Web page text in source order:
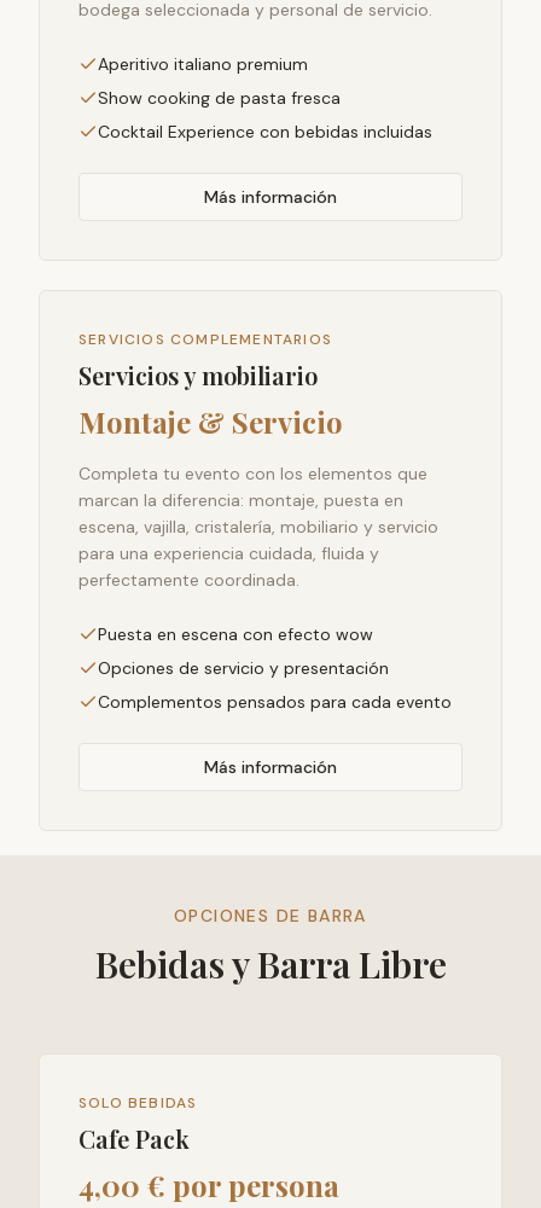
bodega seleccionada y personal de servicio.
Aperitivo italiano premium
Show cooking de pasta fresca
Cocktail Experience con bebidas incluidas
Más información
SERVICIOS COMPLEMENTARIOS
Servicios y mobiliario
Montaje & Servicio
Completa tu evento con los elementos que
marcan la diferencia: montaje, puesta en
escena, vajilla, cristalería, mobiliario y servicio
para una experiencia cuidada, fluida y
perfectamente coordinada.
Puesta en escena con efecto wow
Opciones de servicio y presentación
Complementos pensados para cada evento
Más información
OPCIONES DE BARRA
Bebidas y Barra Libre
SOLO BEBIDAS
Cafe Pack
4,00 € por persona